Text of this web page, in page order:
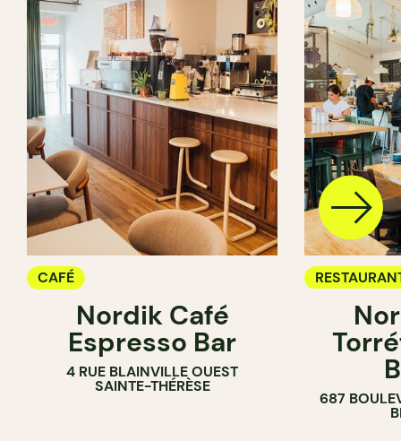
CAFÉ
Nordik Café
Espresso Bar
4 RUE BLAINVILLE OUEST
SAINTE-THÉRÈSE
687